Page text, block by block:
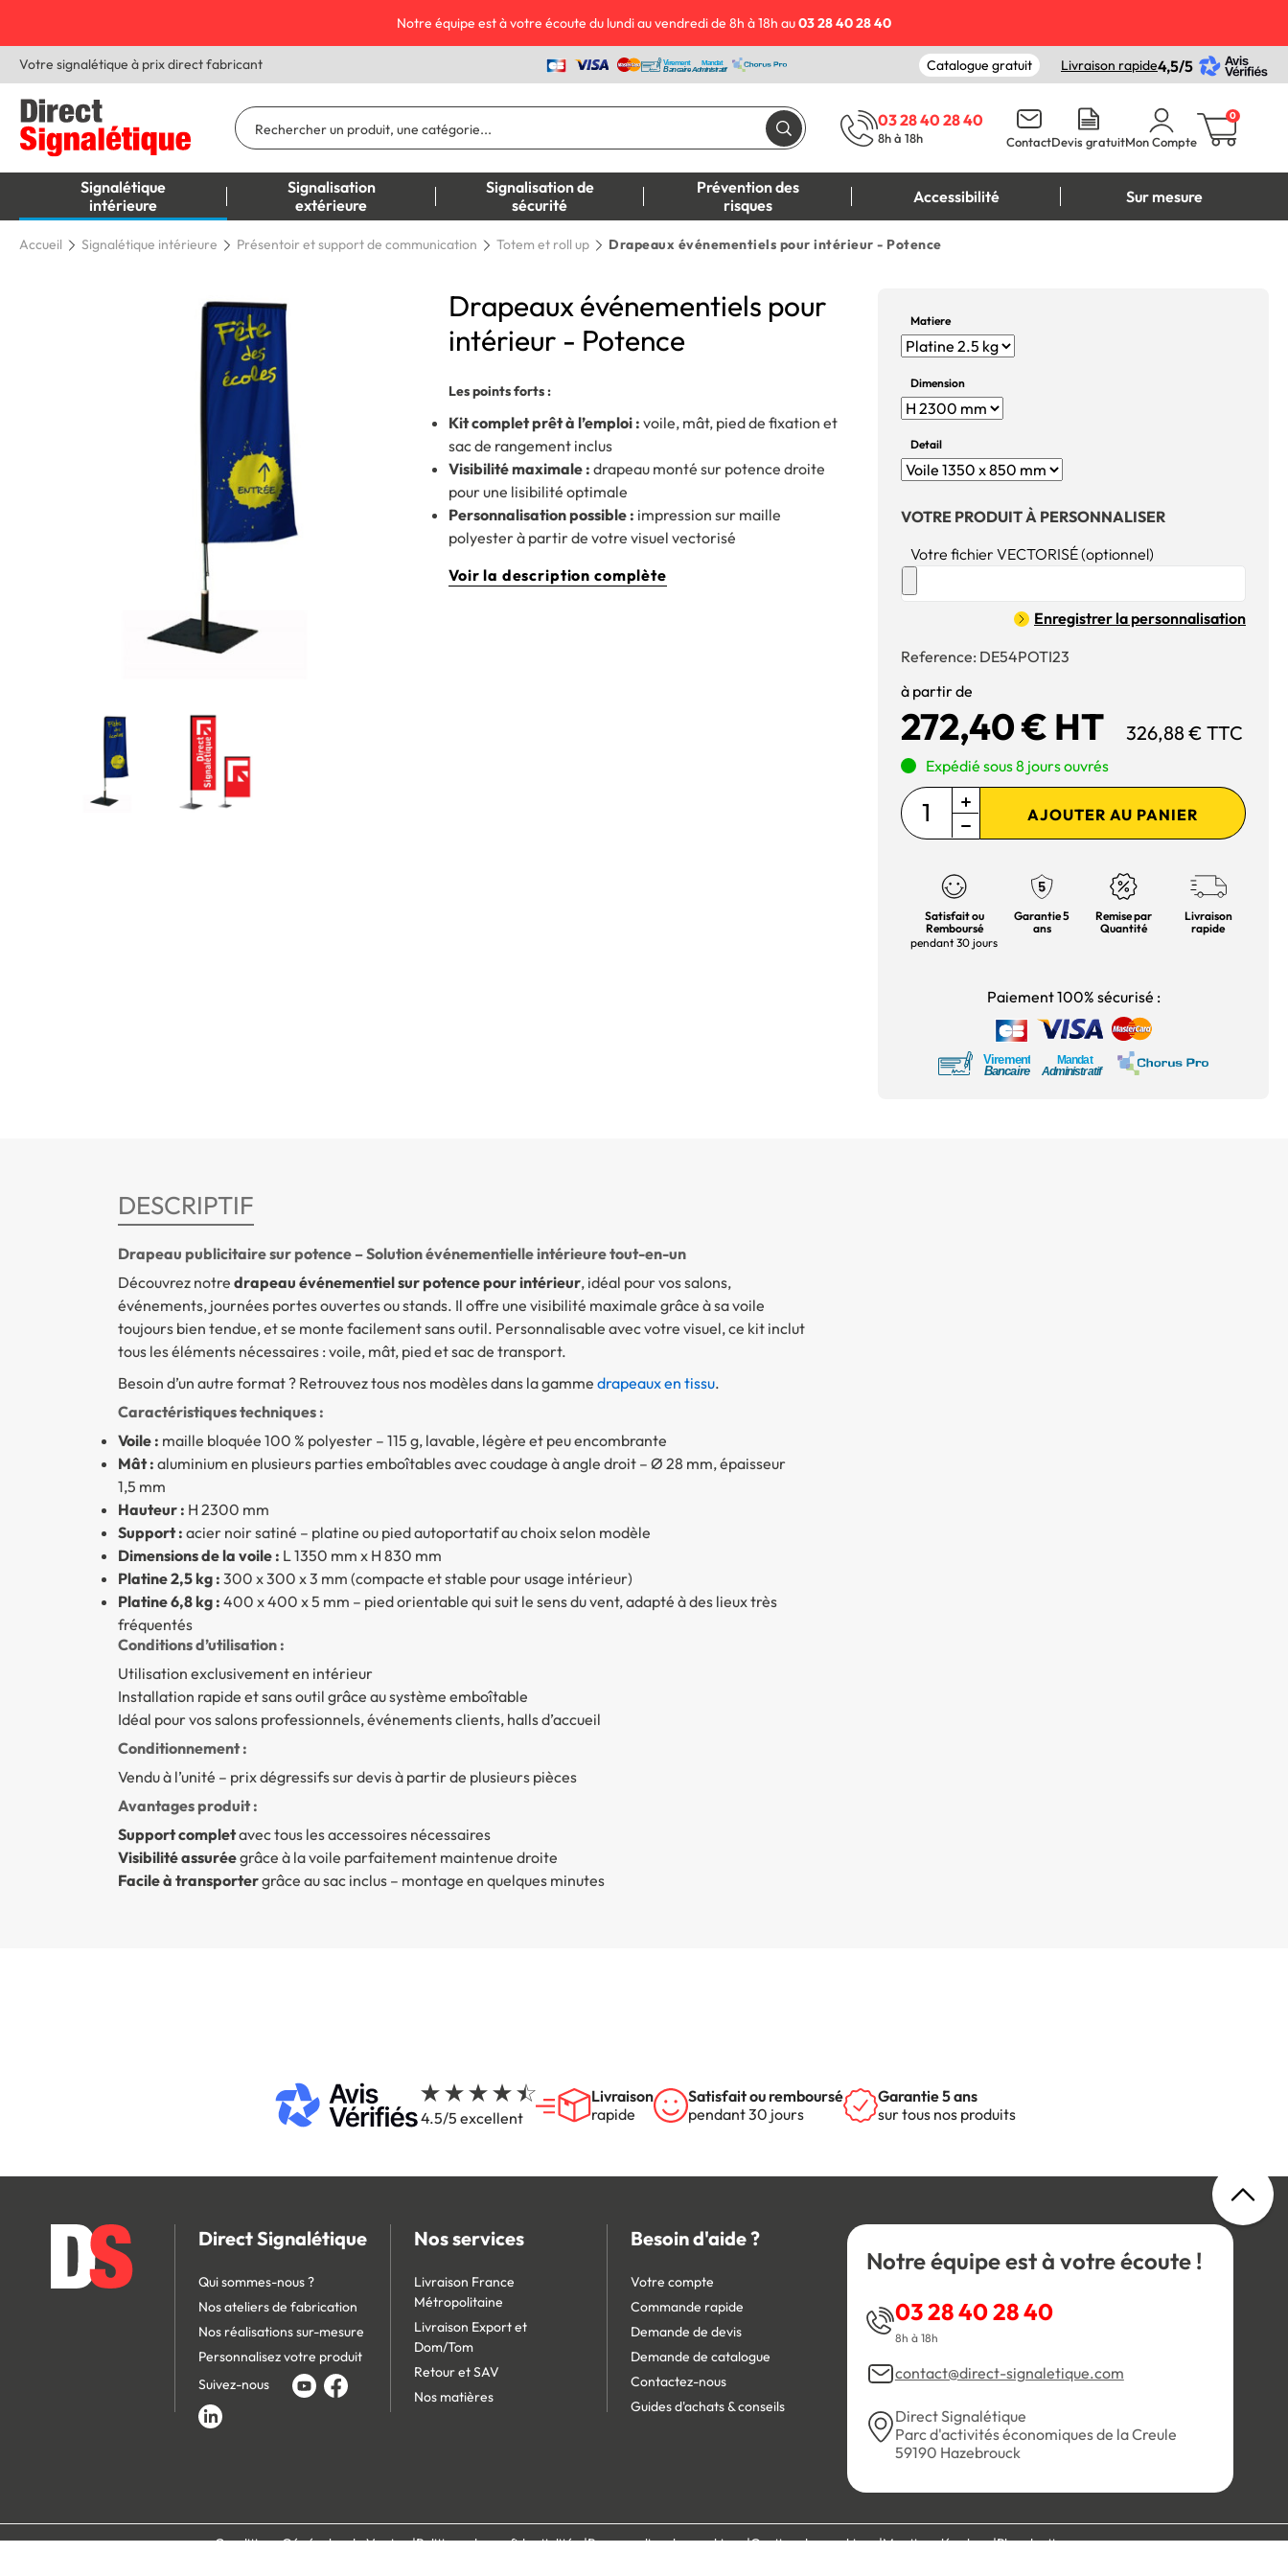
Notre équipe est à votre écoute du lundi au vendredi de 8h à 18h au03 28 40 28 40
Votre signalétique à prix direct fabricant Catalogue gratuit Livraison rapide4,5/5
03 28 40 28 40
8h à 18h ContactDevis gratuitMon Compte
0
Signalétique
intérieure
Signalisation
extérieure
Signalisation de
sécurité
Prévention des
risques
Accessibilité Sur mesure
Accueil Signalétique intérieure Présentoir et support de communication Totem et roll up Drapeaux événementiels pour intérieur - Potence
Drapeaux événementiels pour
intérieur - Potence
Les points forts :
Kit complet prêt à l’emploi : voile, mât, pied de fixation et
sac de rangement inclus
Visibilité maximale : drapeau monté sur potence droite
pour une lisibilité optimale
Personnalisation possible : impression sur maille
polyester à partir de votre visuel vectorisé
Voir la description complète
Matiere
Dimension
Detail
VOTRE PRODUIT À PERSONNALISER
Votre fichier VECTORISÉ (optionnel)
Enregistrer la personnalisation
Reference: DE54POTI23
à partir de
272,40 € HT 326,88 € TTC
Expédié sous 8 jours ouvrés
AJOUTER AU PANIER
Satisfait ou
Remboursé
pendant 30 jours
Garantie 5
ans
Remise par
Quantité
Livraison
rapide
Paiement 100% sécurisé :
DESCRIPTIF
Drapeau publicitaire sur potence – Solution événementielle intérieure tout-en-un
Découvrez notre drapeau événementiel sur potence pour intérieur, idéal pour vos salons,
événements, journées portes ouvertes ou stands. Il offre une visibilité maximale grâce à sa voile
toujours bien tendue, et se monte facilement sans outil. Personnalisable avec votre visuel, ce kit inclut
tous les éléments nécessaires : voile, mât, pied et sac de transport.
Besoin d’un autre format ? Retrouvez tous nos modèles dans la gamme drapeaux en tissu.
Caractéristiques techniques :
Voile : maille bloquée 100 % polyester – 115 g, lavable, légère et peu encombrante
Mât : aluminium en plusieurs parties emboîtables avec coudage à angle droit – Ø 28 mm, épaisseur
1,5 mm
Hauteur : H 2300 mm
Support : acier noir satiné – platine ou pied autoportatif au choix selon modèle
Dimensions de la voile : L 1350 mm x H 830 mm
Platine 2,5 kg : 300 x 300 x 3 mm (compacte et stable pour usage intérieur)
Platine 6,8 kg : 400 x 400 x 5 mm – pied orientable qui suit le sens du vent, adapté à des lieux très
fréquentés
Conditions d’utilisation :
Utilisation exclusivement en intérieur
Installation rapide et sans outil grâce au système emboîtable
Idéal pour vos salons professionnels, événements clients, halls d’accueil
Conditionnement :
Vendu à l’unité – prix dégressifs sur devis à partir de plusieurs pièces
Avantages produit :
Support completavec tous les accessoires nécessaires
Visibilité assuréegrâce à la voile parfaitement maintenue droite
Facile à transportergrâce au sac inclus – montage en quelques minutes
4.5/5 excellent
Livraison
rapide
Satisfait ou remboursé
pendant 30 jours
Garantie 5 ans
sur tous nos produits
Direct Signalétique
Qui sommes-nous ?
Nos ateliers de fabrication
Nos réalisations sur-mesure
Personnalisez votre produit
Suivez-nous
Nos services
Livraison France
Métropolitaine
Livraison Export et
Dom/Tom
Retour et SAV
Nos matières
Besoin d'aide ?
Votre compte
Commande rapide
Demande de devis
Demande de catalogue
Contactez-nous
Guides d'achats & conseils
Notre équipe est à votre écoute !
03 28 40 28 40
8h à 18h
contact@direct-signaletique.com
Direct Signalétique
Parc d'activités économiques de la Creule
59190 Hazebrouck
Conditions Générales de Vente Politique de confidentialité Personnaliser les cookies Gestion des cookies Mentions légales Plan du site